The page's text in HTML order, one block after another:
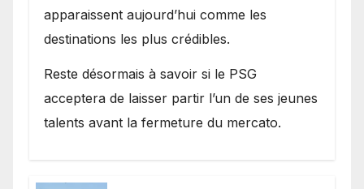
apparaissent aujourd’hui comme les
destinations les plus crédibles.
Reste désormais à savoir si le PSG
acceptera de laisser partir l’un de ses jeunes
talents avant la fermeture du mercato.